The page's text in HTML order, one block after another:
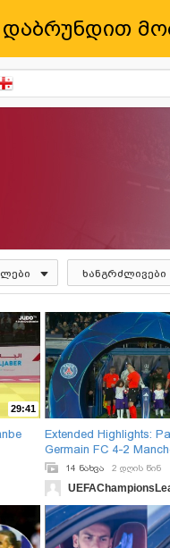
დაბრუნდით
ხანგრძლივები
29:41
Extended Highlights:
Germain FC 4-2
14 ნახვა 2 დღის წინ